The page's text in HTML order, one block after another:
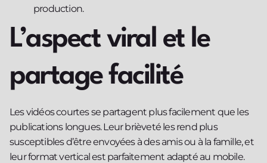
production.
L’aspect viral et le
partage facilité
Les vidéos courtes se partagent plus facilement que les
publications longues. Leur brièveté les rend plus
susceptibles d’être envoyées à des amis ou à la famille, et
leur format vertical est parfaitement adapté au mobile.